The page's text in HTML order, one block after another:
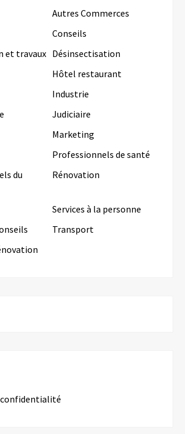
Autres Commerces
Conseils
et travaux Désinsectisation
Hôtel restaurant
Industrie
Judiciaire
Marketing
Professionnels de santé
du
Rénovation
Services à la personne
Transport